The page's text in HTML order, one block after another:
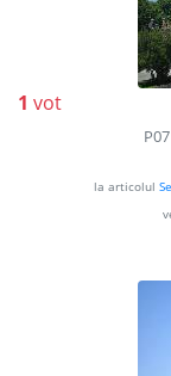
1 vot
la articolul